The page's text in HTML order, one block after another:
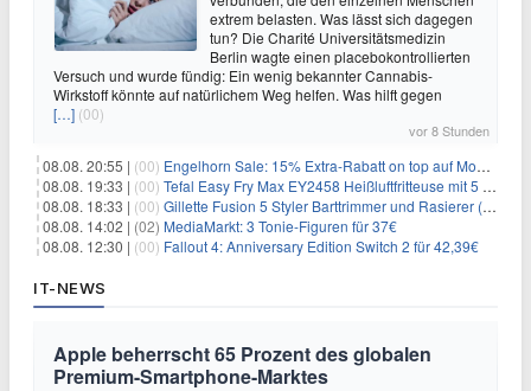
extrem belasten. Was lässt sich dagegen
tun? Die Charité Universitätsmedizin
Berlin wagte einen placebokontrollierten
Versuch und wurde fündig: Ein wenig bekannter Cannabis-
Wirkstoff könnte auf natürlichem Weg helfen. Was hilft gegen
[…] (00)
vor 8 Stunden
08.08. 20:55 | (00) Engelhorn Sale: 15% Extra-Rabatt on top auf Mode- und Sport-Artikel
08.08. 19:33 | (00) Tefal Easy Fry Max EY2458 Heißluftfritteuse mit 5 Litern für 64,99€
08.08. 18:33 | (00) Gillette Fusion 5 Styler Barttrimmer und Rasierer (All in One) für 16€
08.08. 14:02 | (02) MediaMarkt: 3 Tonie-Figuren für 37€
08.08. 12:30 | (00) Fallout 4: Anniversary Edition Switch 2 für 42,39€
IT-NEWS
Apple beherrscht 65 Prozent des globalen
Premium-Smartphone-Marktes